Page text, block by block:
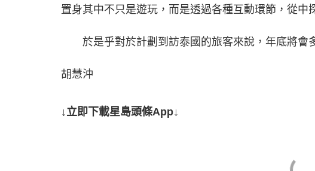
置身其中不只是遊玩，而是透過各種互動環節，從中
於是乎對於計劃到訪泰國的旅客來說，年底將會
胡慧沖
↓立即下載星島頭條App↓